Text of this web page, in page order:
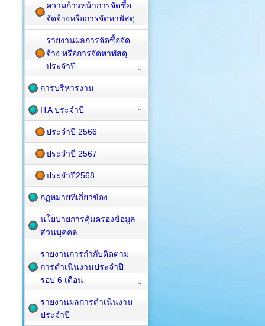
ความก้าวหน้าการจัดซื้อ
จัดจ้างหรือการจัดหาพัสดุ
รายงานผลการจัดซื้อจัด
จ้าง หรือการจัดหาพัสดุ
ประจำปี
การบริหารงาน
ITA ประจำปี
ประจำปี 2566
ประจำปี 2567
ประจำปี2568
กฏหมายที่เกี่ยวข้อง
นโยบายการคุ้มครองข้อมูล
ส่วนบุคคล
รายงานการกำกับติดตาม
การดำเนินงานประจำปี
รอบ 6 เดือน
รายงานผลการดำเนินงาน
ประจำปี